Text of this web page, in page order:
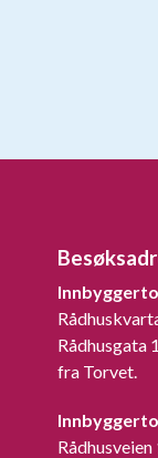
Rådhusgata
fra Torvet.
Rådhusveien